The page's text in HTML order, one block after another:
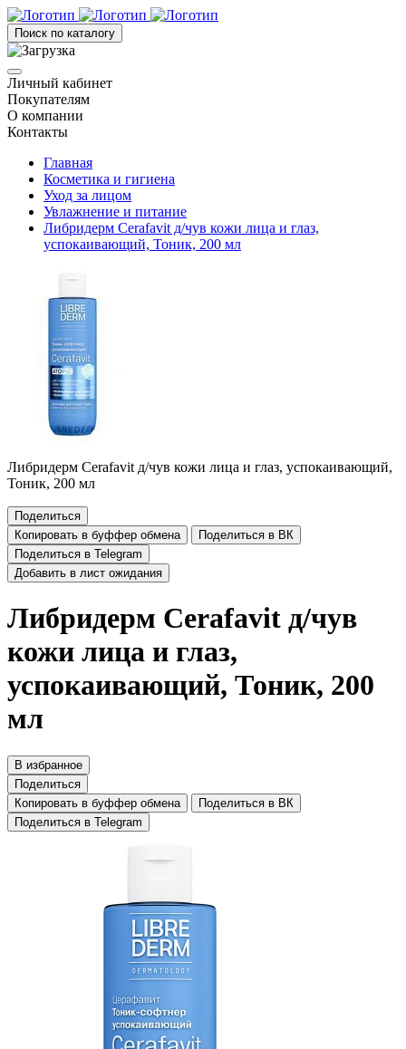
Поиск по каталогу
Личный кабинет
Покупателям
О компании
Контакты
Главная
Косметика и гигиена
Уход за лицом
Увлажнение и питание
Либридерм Cerafavit д/чув кожи лица и глаз,
успокаивающий, Тоник, 200 мл
Либридерм Cerafavit д/чув кожи лица и глаз, успокаивающий,
Тоник, 200 мл
Поделиться
Копировать в буффер обмена
Поделиться в ВК
Поделиться в Telegram
Добавить в лист ожидания
Либридерм Cerafavit д/чув
кожи лица и глаз,
успокаивающий, Тоник, 200
мл
В избранное
Поделиться
Копировать в буффер обмена
Поделиться в ВК
Поделиться в Telegram